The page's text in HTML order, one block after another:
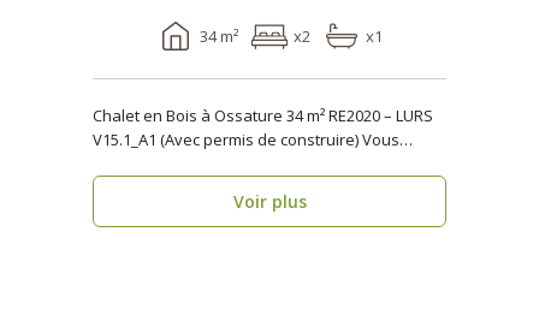
34 m² x2 x1
Chalet en Bois à Ossature 34 m² RE2020 – LURS
V15.1_A1 (Avec permis de construire) Vous
Voir plus